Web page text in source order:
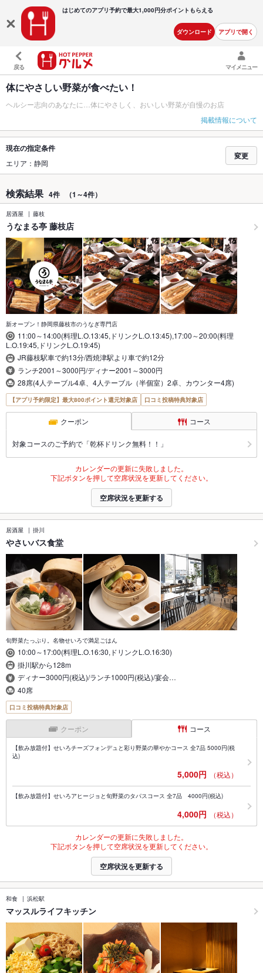
はじめてのアプリ予約で最大1,000円分ポイントもらえる
ダウンロード アプリで開く
戻る マイメニュー
体にやさしい野菜が食べたい！
ヘルシー志向のあなたに…体にやさしく、おいしい野菜が自慢のお店
掲載情報について
現在の指定条件
エリア：静岡
変更
検索結果 4件 （1～4件）
居酒屋 藤枝
うなまる亭 藤枝店
新オープン！静岡県藤枝市のうなぎ専門店
11:00～14:00(料理L.O.13:45,ドリンクL.O.13:45),17:00～20:00(料理
L.O.19:45,ドリンクL.O.19:45)
JR藤枝駅車で約13分/西焼津駅より車で約12分
ランチ2001～3000円/ディナー2001～3000円
28席(4人テーブル4卓、4人テーブル（半個室）2卓、カウンター4席)
【アプリ予約限定】最大800ポイント還元対象店 口コミ投稿特典対象店
クーポン コース
対象コースのご予約で「乾杯ドリンク無料！！」
カレンダーの更新に失敗しました。
下記ボタンを押して空席状況を更新してください。
空席状況を更新する
居酒屋 掛川
やさいバス食堂
旬野菜たっぷり。名物せいろで満足ごはん
10:00～17:00(料理L.O.16:30,ドリンクL.O.16:30)
掛川駅から128m
ディナー3000円(税込)/ランチ1000円(税込)/宴会…
40席
口コミ投稿特典対象店
クーポン コース
【飲み放題付】せいろチーズフォンデュと彩り野菜の華やかコース 全7品 5000円(税
込)
5,000円 （税込）
【飲み放題付】せいろアヒージョと旬野菜のタパスコース 全7品 4000円(税込)
4,000円 （税込）
カレンダーの更新に失敗しました。
下記ボタンを押して空席状況を更新してください。
空席状況を更新する
和食 浜松駅
マッスルライフキッチン